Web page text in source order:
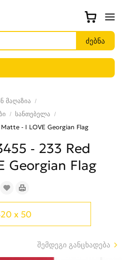
მაღაზია
სანთებელა
- I LOVE Georgian Flag
- 233 Red
Georgian Flag
x 50
შემდეგი განცხადება